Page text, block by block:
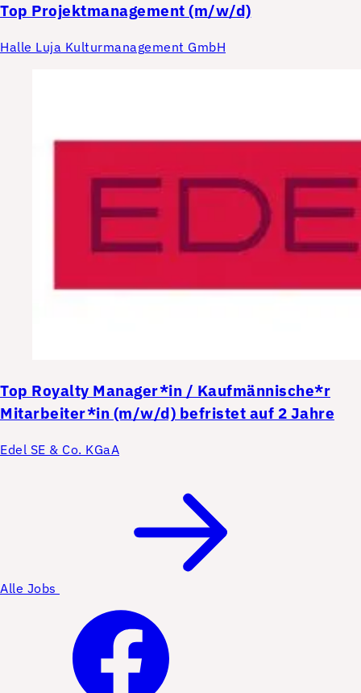
Top Projektmanagement (m/w/d)
Halle Luja Kulturmanagement GmbH
Top Royalty Manager*in / Kaufmännische*r
Mitarbeiter*in (m/w/d) befristet auf 2 Jahre
Edel SE & Co. KGaA
Alle Jobs